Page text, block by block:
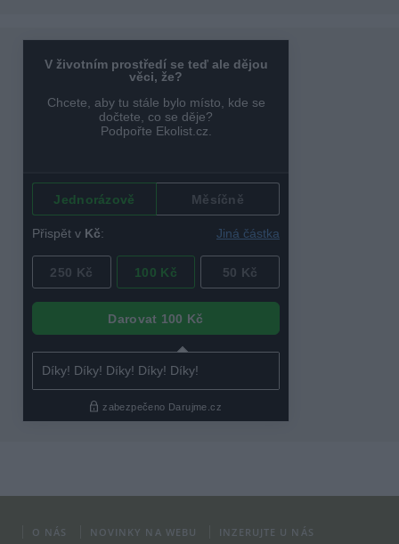
O NÁS NOVINKY NA WEBU INZERUJTE U NÁS